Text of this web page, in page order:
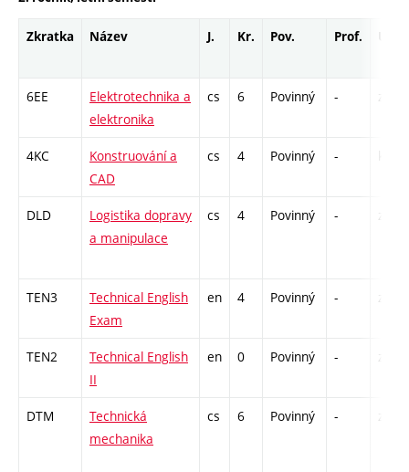
Zkratka Název J. Kr. Pov. Prof.
6EE
Elektrotechnika a
elektronika
cs 6 Povinný - zá,zk
4KC
Konstruování a
CAD
cs 4 Povinný -
DLD
Logistika dopravy
a manipulace
cs 4 Povinný - zá,zk
TEN3
Technical English
Exam
en 4 Povinný - zk
TEN2
Technical English
II
en 0 Povinný - zá
DTM
Technická
mechanika
cs 6 Povinný - zá,zk